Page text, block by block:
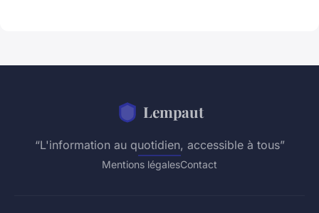
Lempaut
“L'information au quotidien, accessible à tous”
Mentions légalesContact